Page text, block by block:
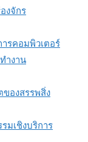
งจักร
รคอมพิวเตอร์
ำงาน
องสรรพสิ่ง
มเชิงบริการ